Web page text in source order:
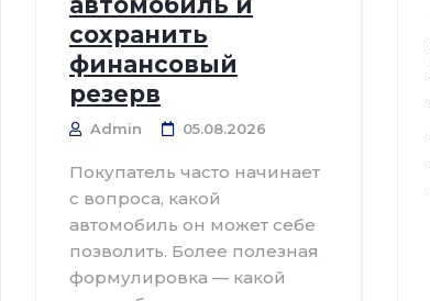
сохранить
финансовый
резерв
Admin 05.08.2026
Покупатель часто начинает
с вопроса, какой
автомобиль он может себе
позволить. Более полезная
формулировка — какой